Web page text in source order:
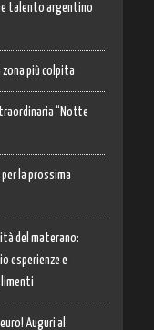
talento argentino
zona più colpita
“Notte
la prossima
del materano:
esperienze e
Auguri al